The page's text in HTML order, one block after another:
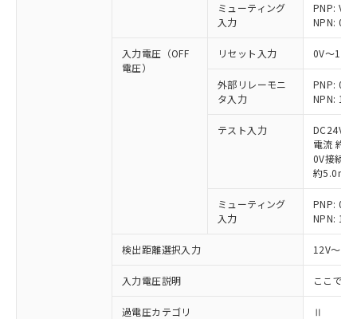
ミューティング
入力
PNP: Vs-
NPN: 0
入力電圧（OFF
電圧）
リセット入力 0V～1/
外部リレーモニ
タ入力
PNP: 0V
NPN: 1/
テスト入力
DC24V
電流 約
0V接続
約5.0mA
ミューティング
入力
PNP: 0V
NPN: 1/
検出距離選択入力 12V～Vs
入力電圧説明 ここでの
過電圧カテゴリ Ⅱ